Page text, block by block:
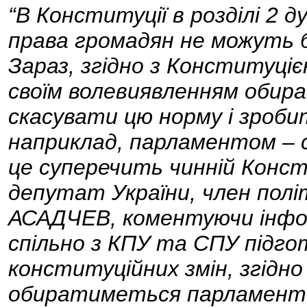
“В Конституції в розділі 2
права громадян не можуть
Зараз, згідно з
своїм волевиявленням
скасувати цю норму і
наприклад, парламентом –
це суперечить чинній
депутат України, член
АСАДЧЕВ, коментуючи
спільно з КПУ та СПУ
конституційних змін,
обиратиметься